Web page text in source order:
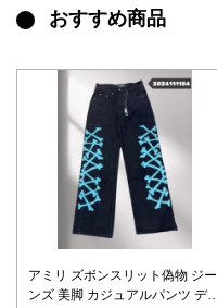
おすすめ商品
アミリ ズボンスリット偽物 ジー
ンズ 美脚 カジュアルパンツ デニ